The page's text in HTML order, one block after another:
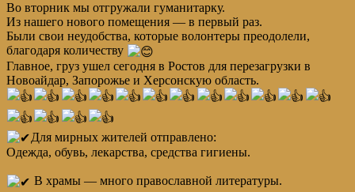
Во вторник мы отгружали гуманитарку.
Из нашего нового помещения — в первый раз.
Были свои неудобства, которые волонтеры преодолели,
благодаря количеству
Главное, груз ушел сегодня в Ростов для перезагрузки в
Новоайдар, Запорожье и Херсонскую область.
Для мирных жителей отправлено:
Одежда, обувь, лекарства, средства гигиены.
В храмы — много православной литературы.